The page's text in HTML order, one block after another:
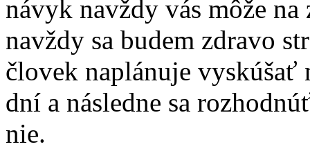
návyk navždy vás môže
navždy sa budem zdravo
človek naplánuje vyskúšať
dní a následne sa
nie.